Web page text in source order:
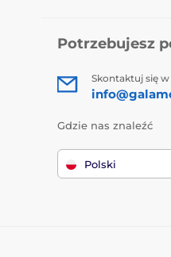
Potrzebujesz
Skontaktuj się
Gdzie nas znaleźć
Polski